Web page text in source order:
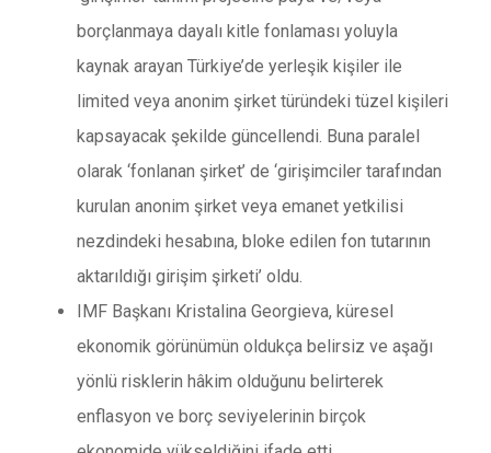
borçlanmaya dayalı kitle fonlaması yoluyla
kaynak arayan Türkiye’de yerleşik kişiler ile
limited veya anonim şirket türündeki tüzel kişileri
kapsayacak şekilde güncellendi. Buna paralel
olarak ‘fonlanan şirket’ de ‘girişimciler tarafından
kurulan anonim şirket veya emanet yetkilisi
nezdindeki hesabına, bloke edilen fon tutarının
aktarıldığı girişim şirketi’ oldu.
IMF Başkanı Kristalina Georgieva, küresel
ekonomik görünümün oldukça belirsiz ve aşağı
yönlü risklerin hâkim olduğunu belirterek
enflasyon ve borç seviyelerinin birçok